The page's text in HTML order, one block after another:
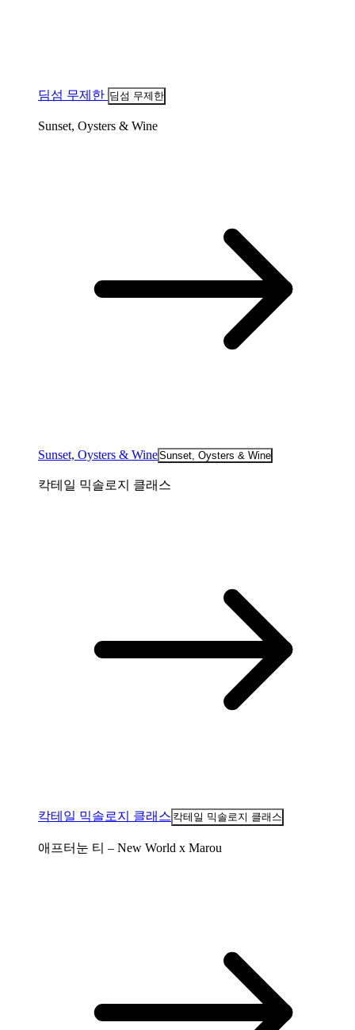
딤섬 무제한 딤섬 무제한
Sunset, Oysters & Wine
Sunset, Oysters & WineSunset, Oysters & Wine
칵테일 믹솔로지 클래스
칵테일 믹솔로지 클래스 칵테일 믹솔로지 클래스
애프터눈 티 – New World x Marou